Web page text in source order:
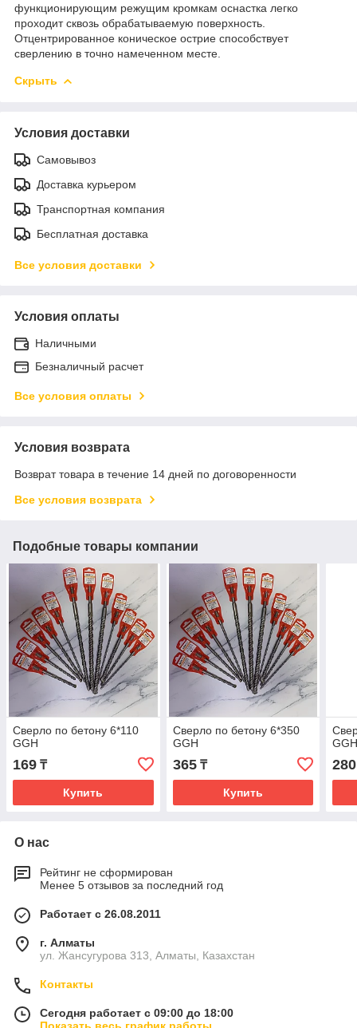
функционирующим режущим кромкам оснастка легко
проходит сквозь обрабатываемую поверхность.
Отцентрированное коническое острие способствует
сверлению в точно намеченном месте.
Скрыть
Условия доставки
Самовывоз
Доставка курьером
Транспортная компания
Бесплатная доставка
Все условия доставки
Условия оплаты
Наличными
Безналичный расчет
Все условия оплаты
Условия возврата
Возврат товара в течение 14 дней по договоренности
Все условия возврата
Подобные товары компании
Сверло по бетону 6*110
GGH
169 ₸
Купить
Сверло по бетону 6*350
GGH
365₸
Купить
280
О нас
Рейтинг не сформирован
Менее 5 отзывов за последний год
Работает с 26.08.2011
г. Алматы
ул. Жансугурова 313, Алматы, Казахстан
Контакты
Сегодня работает с 09:00 до 18:00